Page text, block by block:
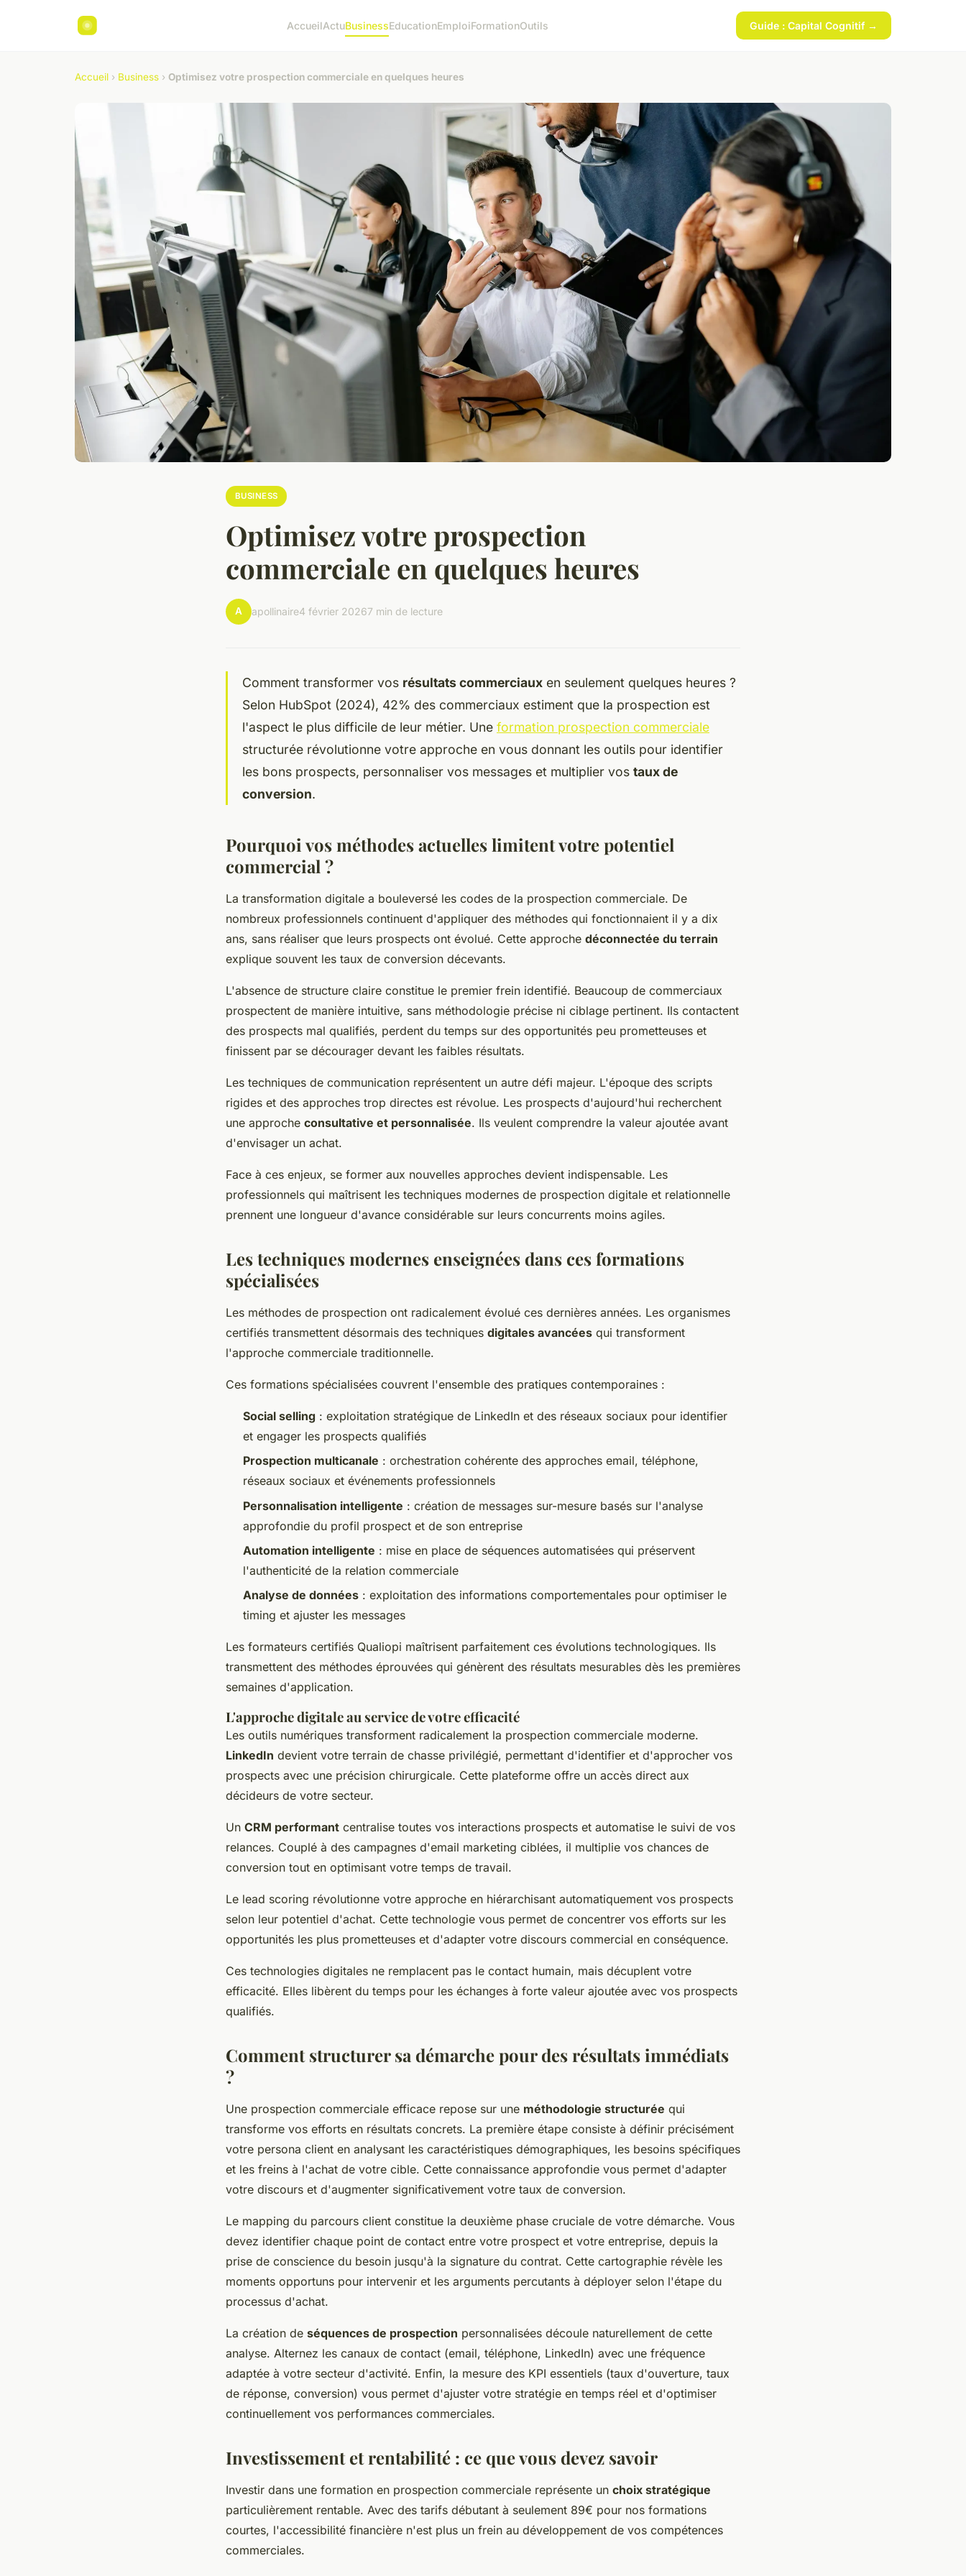
AccueilActuBusinessEducationEmploiFormationOutils Guide : Capital Cognitif →
Accueil › Business › Optimisez votre prospection commerciale en quelques heures
BUSINESS
Optimisez votre prospection
commerciale en quelques heures
A apollinaire4 février 20267 min de lecture
Comment transformer vos résultats commerciaux en seulement quelques heures ?
Selon HubSpot (2024), 42% des commerciaux estiment que la prospection est
l'aspect le plus difficile de leur métier. Une formation prospection commerciale
structurée révolutionne votre approche en vous donnant les outils pour identifier
les bons prospects, personnaliser vos messages et multiplier vos taux de
conversion.
Pourquoi vos méthodes actuelles limitent votre potentiel
commercial ?
La transformation digitale a bouleversé les codes de la prospection commerciale. De
nombreux professionnels continuent d'appliquer des méthodes qui fonctionnaient il y a dix
ans, sans réaliser que leurs prospects ont évolué. Cette approche déconnectée du terrain
explique souvent les taux de conversion décevants.
L'absence de structure claire constitue le premier frein identifié. Beaucoup de commerciaux
prospectent de manière intuitive, sans méthodologie précise ni ciblage pertinent. Ils contactent
des prospects mal qualifiés, perdent du temps sur des opportunités peu prometteuses et
finissent par se décourager devant les faibles résultats.
Les techniques de communication représentent un autre défi majeur. L'époque des scripts
rigides et des approches trop directes est révolue. Les prospects d'aujourd'hui recherchent
une approche consultative et personnalisée. Ils veulent comprendre la valeur ajoutée avant
d'envisager un achat.
Face à ces enjeux, se former aux nouvelles approches devient indispensable. Les
professionnels qui maîtrisent les techniques modernes de prospection digitale et relationnelle
prennent une longueur d'avance considérable sur leurs concurrents moins agiles.
Les techniques modernes enseignées dans ces formations
spécialisées
Les méthodes de prospection ont radicalement évolué ces dernières années. Les organismes
certifiés transmettent désormais des techniques digitales avancées qui transforment
l'approche commerciale traditionnelle.
Ces formations spécialisées couvrent l'ensemble des pratiques contemporaines :
Social selling : exploitation stratégique de LinkedIn et des réseaux sociaux pour identifier
et engager les prospects qualifiés
Prospection multicanale : orchestration cohérente des approches email, téléphone,
réseaux sociaux et événements professionnels
Personnalisation intelligente : création de messages sur-mesure basés sur l'analyse
approfondie du profil prospect et de son entreprise
Automation intelligente : mise en place de séquences automatisées qui préservent
l'authenticité de la relation commerciale
Analyse de données : exploitation des informations comportementales pour optimiser le
timing et ajuster les messages
Les formateurs certifiés Qualiopi maîtrisent parfaitement ces évolutions technologiques. Ils
transmettent des méthodes éprouvées qui génèrent des résultats mesurables dès les premières
semaines d'application.
L'approche digitale au service de votre efficacité
Les outils numériques transforment radicalement la prospection commerciale moderne.
LinkedIn devient votre terrain de chasse privilégié, permettant d'identifier et d'approcher vos
prospects avec une précision chirurgicale. Cette plateforme offre un accès direct aux
décideurs de votre secteur.
Un CRM performant centralise toutes vos interactions prospects et automatise le suivi de vos
relances. Couplé à des campagnes d'email marketing ciblées, il multiplie vos chances de
conversion tout en optimisant votre temps de travail.
Le lead scoring révolutionne votre approche en hiérarchisant automatiquement vos prospects
selon leur potentiel d'achat. Cette technologie vous permet de concentrer vos efforts sur les
opportunités les plus prometteuses et d'adapter votre discours commercial en conséquence.
Ces technologies digitales ne remplacent pas le contact humain, mais décuplent votre
efficacité. Elles libèrent du temps pour les échanges à forte valeur ajoutée avec vos prospects
qualifiés.
Comment structurer sa démarche pour des résultats immédiats
?
Une prospection commerciale efficace repose sur une méthodologie structurée qui
transforme vos efforts en résultats concrets. La première étape consiste à définir précisément
votre persona client en analysant les caractéristiques démographiques, les besoins spécifiques
et les freins à l'achat de votre cible. Cette connaissance approfondie vous permet d'adapter
votre discours et d'augmenter significativement votre taux de conversion.
Le mapping du parcours client constitue la deuxième phase cruciale de votre démarche. Vous
devez identifier chaque point de contact entre votre prospect et votre entreprise, depuis la
prise de conscience du besoin jusqu'à la signature du contrat. Cette cartographie révèle les
moments opportuns pour intervenir et les arguments percutants à déployer selon l'étape du
processus d'achat.
La création de séquences de prospection personnalisées découle naturellement de cette
analyse. Alternez les canaux de contact (email, téléphone, LinkedIn) avec une fréquence
adaptée à votre secteur d'activité. Enfin, la mesure des KPI essentiels (taux d'ouverture, taux
de réponse, conversion) vous permet d'ajuster votre stratégie en temps réel et d'optimiser
continuellement vos performances commerciales.
Investissement et rentabilité : ce que vous devez savoir
Investir dans une formation en prospection commerciale représente un choix stratégique
particulièrement rentable. Avec des tarifs débutant à seulement 89€ pour nos formations
courtes, l'accessibilité financière n'est plus un frein au développement de vos compétences
commerciales.